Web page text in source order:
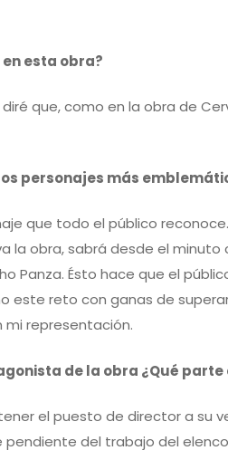
en esta obra?
que, como en la obra de
personajes más
que todo el público
la obra, sabrá desde el
Panza. Ésto hace que el
este reto con ganas de
representación.
de la obra ¿Qué
el puesto de director a su
del trabajo del